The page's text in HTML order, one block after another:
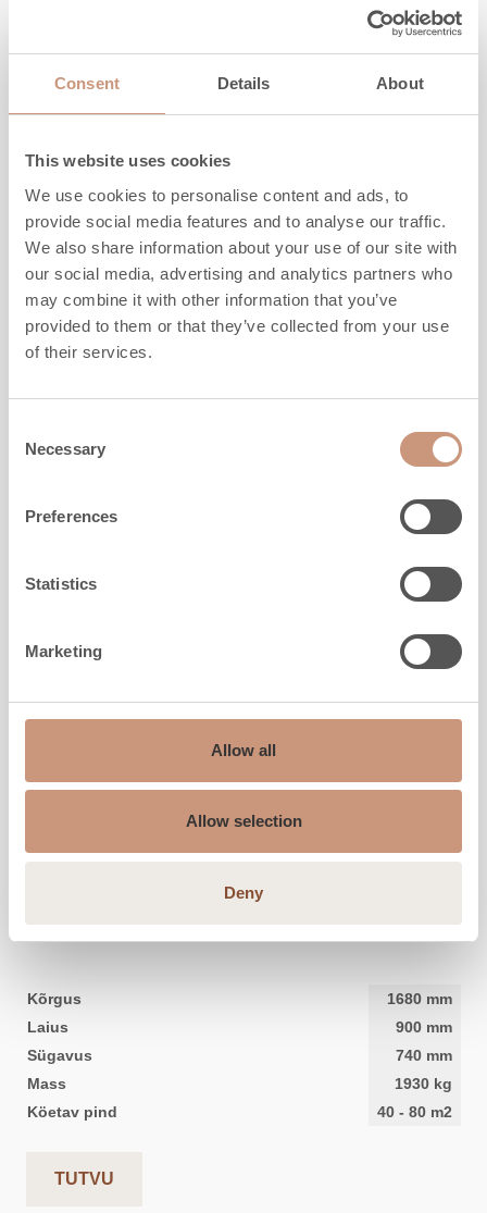
Consent Details About
This website uses cookies
We use cookies to personalise content and ads, to
provide social media features and to analyse our traffic.
We also share information about your use of our site with
our social media, advertising and analytics partners who
may combine it with other information that you’ve
provided to them or that they’ve collected from your use
of their services.
Selection
Necessary
Preferences
Statistics
Marketing
Allow all
Allow selection
Deny
TLU2637/11
Laius
Sügavus
Köetav pind
50-100m2
TLU2137/13
Kõrgus 1680 mm
Laius
900 mm
Sügavus
740 mm
Mass
1930 kg
Köetav pind
40 - 80 m2
TUTVU